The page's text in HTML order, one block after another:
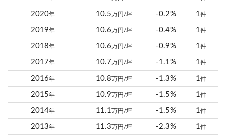
2020年 10.5 万円/坪 -0.2% 1件
2019年 10.6 万円/坪 -0.4% 1件
2018年 10.6 万円/坪 -0.9% 1件
2017年 10.7 万円/坪 -1.1% 1件
2016年 10.8 万円/坪 -1.3% 1件
2015年 10.9 万円/坪 -1.5% 1件
2014年 11.1 万円/坪 -1.5% 1件
2013年 11.3 万円/坪 -2.3% 1件